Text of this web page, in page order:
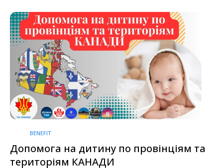
BENEFIT
Допомога на дитину по провінціям та
територіям КАНАДИ